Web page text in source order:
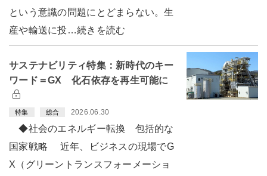
という意識の問題にとどまらない。生
産や輸送に投…続きを読む
サステナビリティ特集：新時代のキー
ワード＝GX 化石依存を再生可能に
特集 総合 2026.06.30
◆社会のエネルギー転換 包括的な
国家戦略 近年、ビジネスの現場でG
X（グリーントランスフォーメーショ